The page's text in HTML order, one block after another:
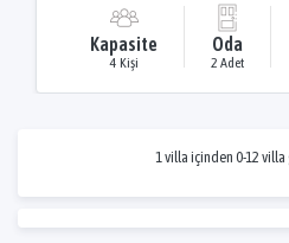
Kapasite
4 Kişi
Oda
2 Adet
1 villa içinden 0-12